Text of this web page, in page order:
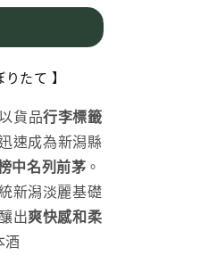
たて 】
貨品行李標籤
速成為新潟縣
中名列前茅 。
新潟淡麗基礎
出爽快感和柔
酒